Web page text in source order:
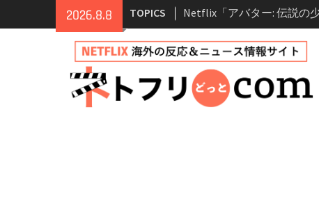
2026.8.8 TOPICS
Netflix「アバター: 伝説の
シーズン2 完全ガイド｜キ
登場人物・あらすじ・シー
情報
Netflix映画「ボイスメール
て」キャスト・登場人物・